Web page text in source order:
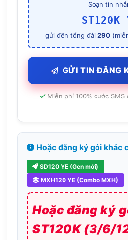
Soạn tin
ST120K
gửi đến tổng đài 290
GỬI TIN ĐĂNG
Miễn phí 100% cước SMS
Hoặc đăng ký gói khác
SD120 YE (Gen mới)
MXH120 YE (Combo MXH)
Hoặc đăng ký
ST120K (3/6/